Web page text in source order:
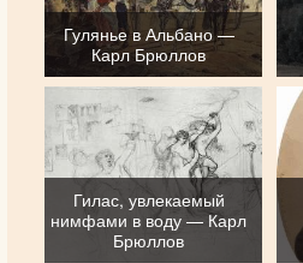
Гулянье в Альбано —
Карл Брюллов
Гилас, увлекаемый
нимфами в воду — Карл
Брюллов